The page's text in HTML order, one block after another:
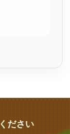
ださい